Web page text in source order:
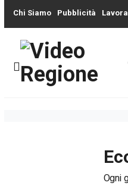
Chi Siamo Pubblicità
Ogni